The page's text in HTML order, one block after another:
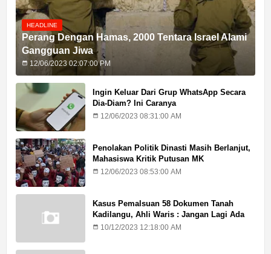
HEADLINE
Perang Dengan Hamas, 2000 Tentara Israel Alami
Gangguan Jiwa
12/06/2023 02:07:00 PM
Ingin Keluar Dari Grup WhatsApp Secara
Dia-Diam? Ini Caranya
12/06/2023 08:31:00 AM
Penolakan Politik Dinasti Masih Berlanjut,
Mahasiswa Kritik Putusan MK
12/06/2023 08:53:00 AM
Kasus Pemalsuan 58 Dokumen Tanah
Kadilangu, Ahli Waris : Jangan Lagi Ada
Penundaan Hukuman
10/12/2023 12:18:00 AM